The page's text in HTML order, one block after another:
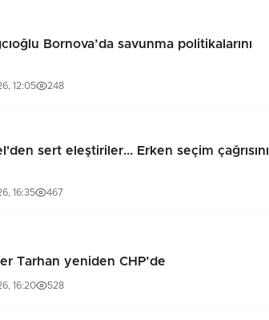
Bornova’da savunma politikalarını
12:05 248
sert eleştiriler... Erken seçim çağrısını
16:35 467
Tarhan yeniden CHP’de
16:20 528